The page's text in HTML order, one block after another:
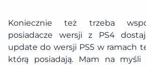
Koniecznie też trzeba
posiadacze wersji z PS4
update do wersji PS5 w ramach
którą posiadają. Mam na